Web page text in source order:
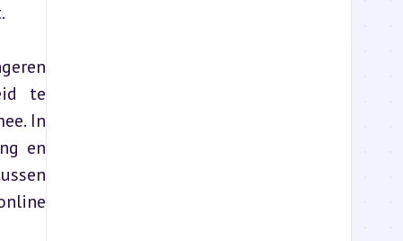
te
In
en